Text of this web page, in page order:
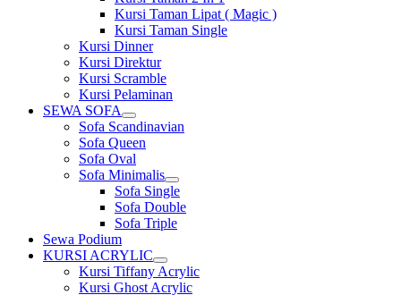
Kursi Taman Lipat ( Magic )
Kursi Taman Single
Kursi Dinner
Kursi Direktur
Kursi Scramble
Kursi Pelaminan
SEWA SOFA
Show
sub
menu
Sofa Scandinavian
Sofa Queen
Sofa Oval
Sofa Minimalis
Show
sub
menu
Sofa Single
Sofa Double
Sofa Triple
Sewa Podium
KURSI ACRYLIC
Show
sub
Kursi Tiffany Acrylic
Kursi Ghost Acrylic